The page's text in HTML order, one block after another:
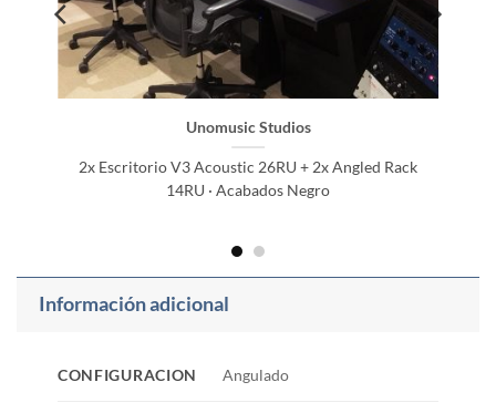
Unomusic Studios
2x Escritorio V3 Acoustic 26RU + 2x Angled Rack
14RU · Acabados Negro
Información adicional
CONFIGURACION Angulado